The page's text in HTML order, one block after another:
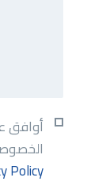
أوافق
Policy